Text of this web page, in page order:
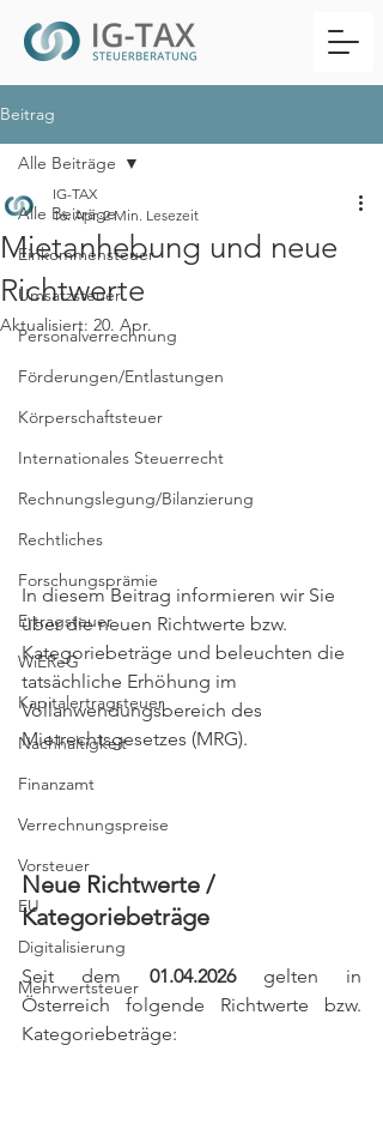
Beitrag
Alle Beiträge
Einkommensteuer
Umsatzsteuer
Personalverrechnung
Förderungen/Entlastungen
Körperschaftsteuer
Internationales Steuerrecht
Rechnungslegung/Bilanzierung
Rechtliches
Forschungsprämie
Ertragsteuer
WiEReG
Kapitalertragsteuer
Nachhaltigkeit
Finanzamt
Verrechnungspreise
Vorsteuer
EU
Digitalisierung
Mehrwertsteuer
Alle Beiträge
Mietanhebung und neue
Richtwerte
IG-TAX
16. Apr. 2 Min. Lesezeit
Aktualisiert: 20. Apr.
In diesem Beitrag informieren wir Sie
über die neuen Richtwerte bzw.
Kategoriebeträge und beleuchten die
tatsächliche Erhöhung im
Vollanwendungsbereich des
Mietrechtsgesetzes (MRG).
Neue Richtwerte /
Kategoriebeträge
Seit dem 01.04.2026 gelten in
Österreich folgende Richtwerte bzw.
Kategoriebeträge: